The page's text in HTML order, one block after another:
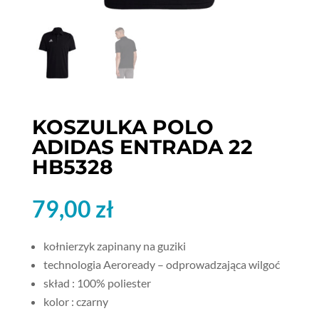
KOSZULKA POLO
ADIDAS ENTRADA 22
HB5328
79,00 zł
kołnierzyk zapinany na guziki
technologia Aeroready – odprowadzająca wilgoć
skład : 100% poliester
kolor : czarny